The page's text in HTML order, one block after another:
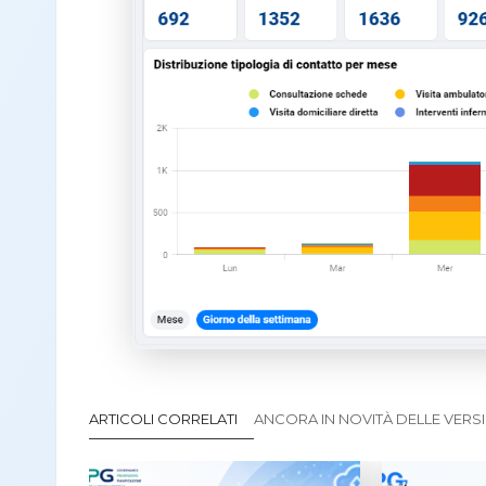
ARTICOLI CORRELATI ANCORA IN NOVITÀ DELLE